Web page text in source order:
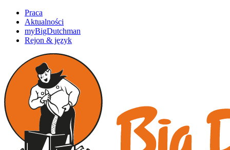
Praca
Aktualności
myBigDutchman
Rejon & język